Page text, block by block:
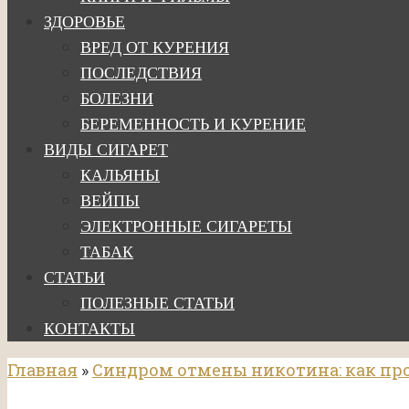
ЗДОРОВЬЕ
ВРЕД ОТ КУРЕНИЯ
ПОСЛЕДСТВИЯ
БОЛЕЗНИ
БЕРЕМЕННОСТЬ И КУРЕНИЕ
ВИДЫ СИГАРЕТ
КАЛЬЯНЫ
ВЕЙПЫ
ЭЛЕКТРОННЫЕ СИГАРЕТЫ
ТАБАК
СТАТЬИ
ПОЛЕЗНЫЕ СТАТЬИ
КОНТАКТЫ
Главная » Синдром отмены никотина: как